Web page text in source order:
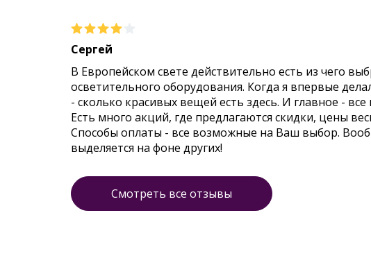
Сергей
В Европейском свете действительно есть из чего
осветительного оборудования. Когда я впервые
- сколько красивых вещей есть здесь. И главное -
Есть много акций, где предлагаются скидки, цены
Способы оплаты - все возможные на Ваш выбор.
выделяется на фоне других!
Смотреть все отзывы